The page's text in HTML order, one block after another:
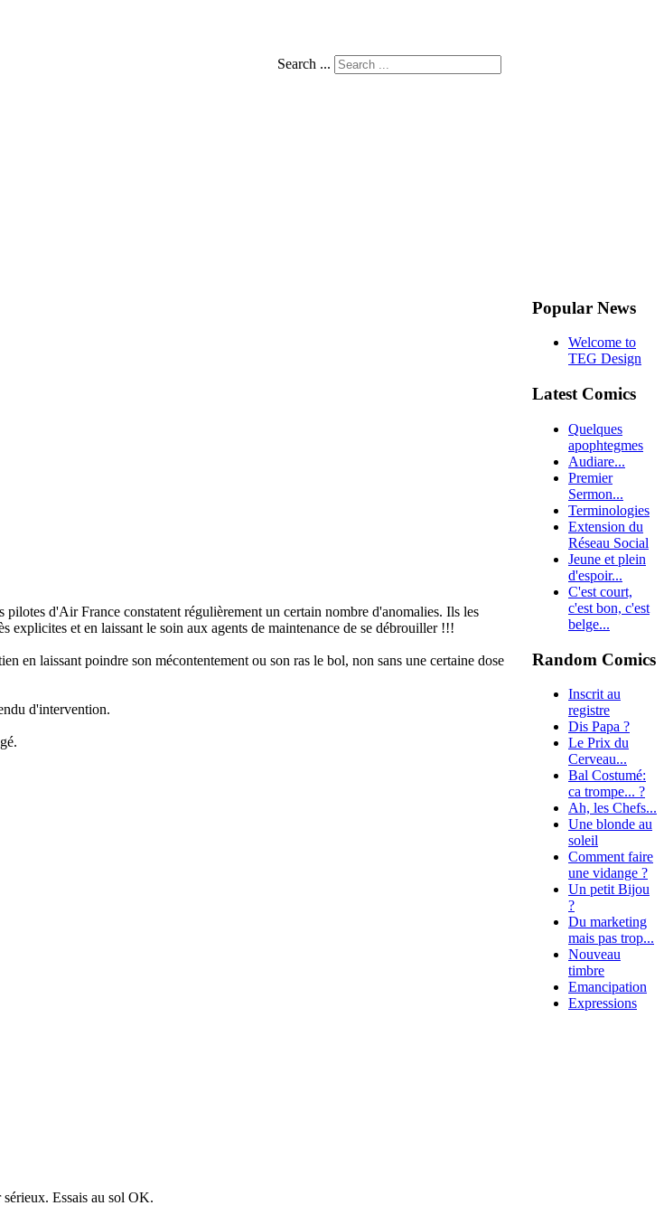
Search ...
d'Air France constatent régulièrement un certain nombre d'anomalies. Ils les
explicites et en laissant le soin aux agents de maintenance de se débrouiller !!!
en laissant poindre son mécontentement ou son ras le bol, non sans une certaine dose
d'intervention.
Essais au sol OK.
Popular News
Welcome to
TEG Design
Latest Comics
Quelques
apophtegmes
Audiare...
Premier
Sermon...
Terminologies
Extension du
Réseau Social
Jeune et plein
d'espoir...
C'est court,
c'est bon, c'est
belge...
Random Comics
Inscrit au
registre
Dis Papa ?
Le Prix du
Cerveau...
Bal Costumé:
ca trompe... ?
Ah, les Chefs...
Une blonde au
soleil
Comment faire
une vidange ?
Un petit Bijou
?
Du marketing
mais pas trop...
Nouveau
timbre
Emancipation
Expressions